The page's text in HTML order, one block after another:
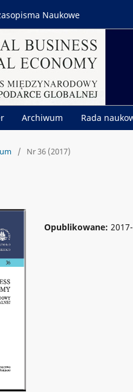
Archiwum Rada
Naukowe
/ Nr 36 (2017)
Opublikowane: